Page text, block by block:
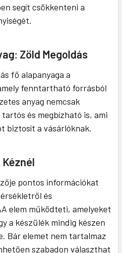
segít csökkenteni a
Zöld Megoldás
fő alapanyaga a
fenntartható forrásból
anyag nemcsak
és megbízható is, ami
biztosít a vásárlóknak.
pontos információkat
és
elem működteti, amelyeket
a készülék mindig készen
Bár elemet nem tartalmaz
szabadon választhat